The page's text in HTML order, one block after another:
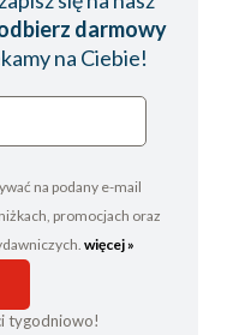
darmowy
na Ciebie!
na podany e-mail
promocjach oraz
więcej »
tygodniowo!